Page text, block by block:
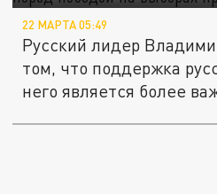
22 МАРТА 05:49
Русский лидер
том, что поддержка
него является более